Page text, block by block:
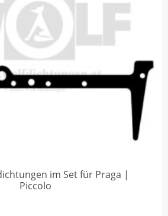
im Set für Praga |
Piccolo